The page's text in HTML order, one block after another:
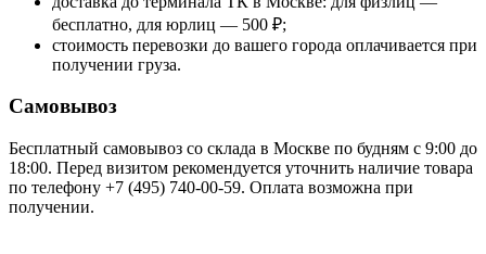
бесплатно, для юрлиц — 500 ₽;
стоимость перевозки до вашего города оплачивается при
получении груза.
Самовывоз
Бесплатный самовывоз со склада в Москве по будням с 9:00 до
18:00. Перед визитом рекомендуется уточнить наличие товара
по телефону +7 (495) 740-00-59. Оплата возможна при
получении.